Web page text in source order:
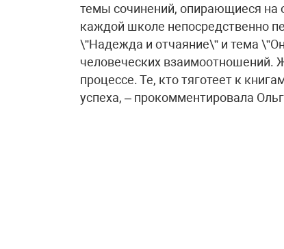
темы сочинений, опирающиеся на
каждой школе непосредственно
\”Надежда и отчаяние\” и тема
человеческих взаимоотношений.
процессе. Те, кто тяготеет к
успеха, – прокомментировала